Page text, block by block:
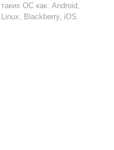
ОС как: Android,
Blackberry, iOS.